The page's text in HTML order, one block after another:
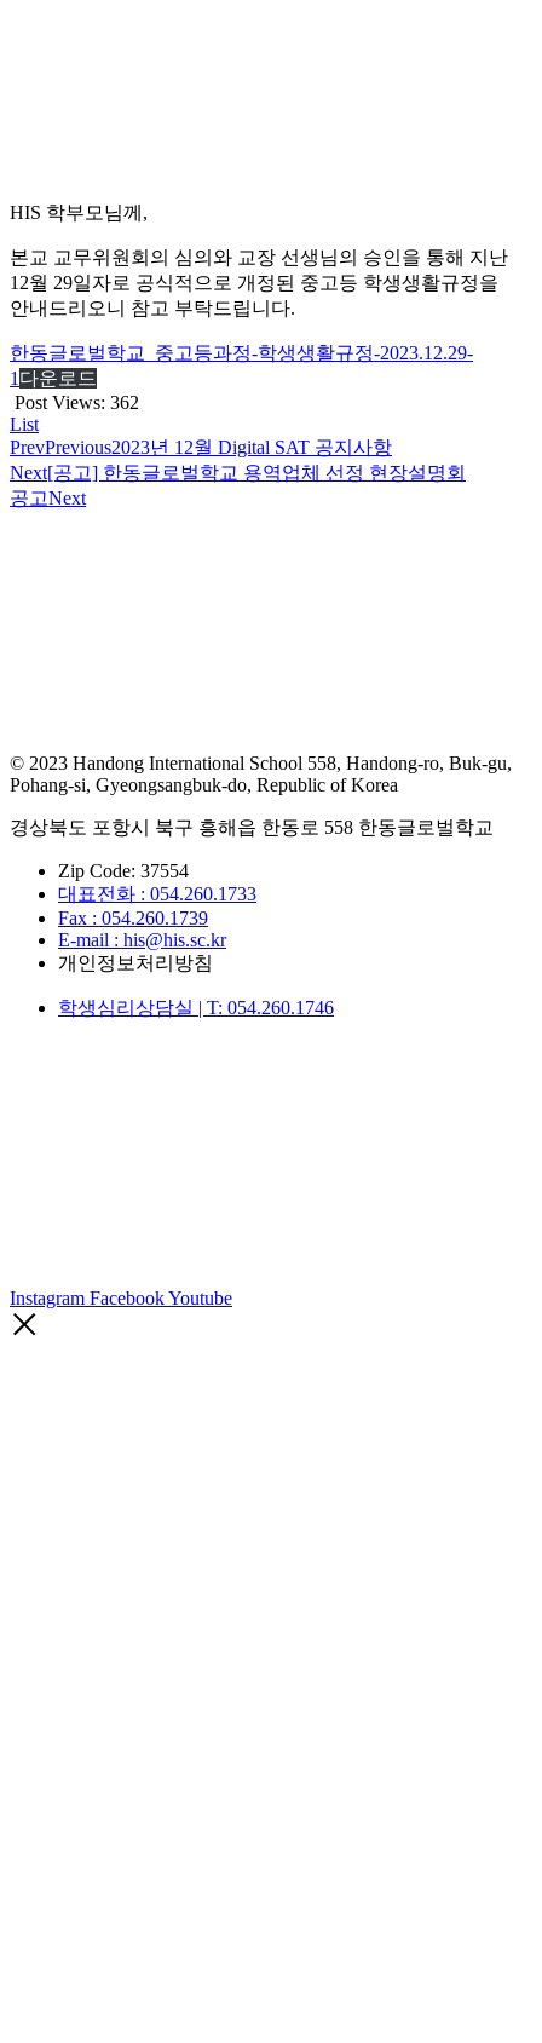
HIS 학부모님께,
본교 교무위원회의 심의와 교장 선생님의 승인을 통해 지난
12월 29일자로 공식적으로 개정된 중고등 학생생활규정을
안내드리오니 참고 부탁드립니다.
한동글로벌학교_중고등과정-학생생활규정-2023.12.29-
1 다운로드
Post Views: 362
List
PrevPrevious2023년 12월 Digital SAT 공지사항
Next[공고] 한동글로벌학교 용역업체 선정 현장설명회
공고Next
© 2023 Handong International School 558, Handong-ro, Buk-gu,
Pohang-si, Gyeongsangbuk-do, Republic of Korea
경상북도 포항시 북구 흥해읍 한동로 558 한동글로벌학교
Zip Code: 37554
대표전화 : 054.260.1733
Fax : 054.260.1739
E-mail : his@his.sc.kr
개인정보처리방침
학생심리상담실 | T: 054.260.1746
Instagram FacebookYoutube